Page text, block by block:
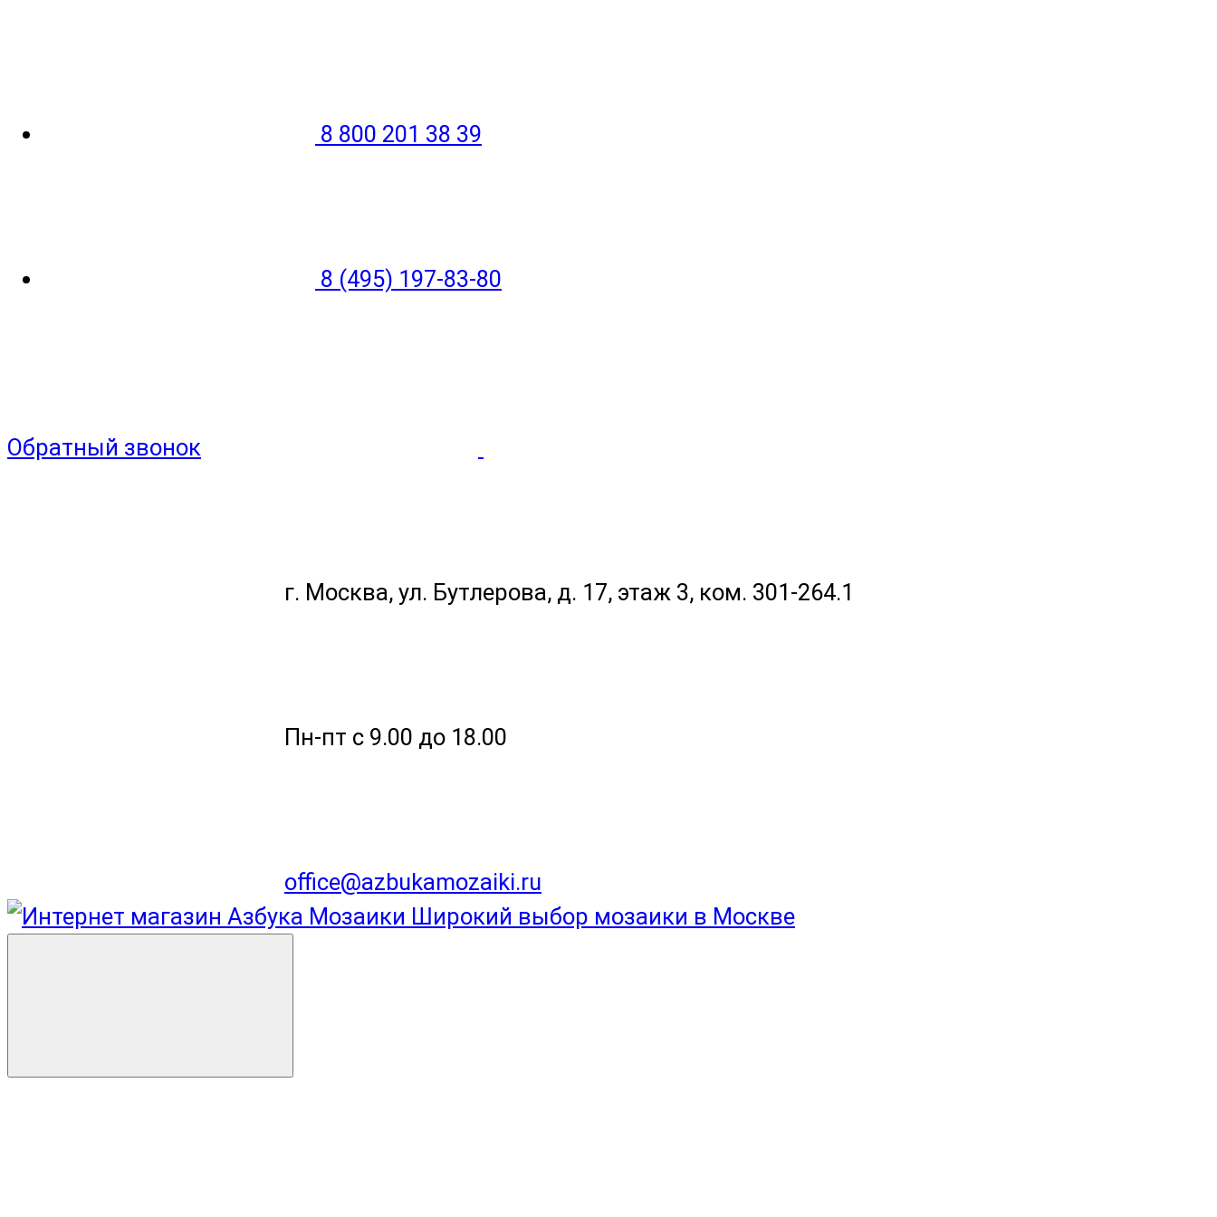
8 800 201 38 39
8 (495) 197-83-80
Обратный звонок
г. Москва, ул. Бутлерова, д. 17, этаж 3, ком. 301-264.1
Пн-пт с 9.00 до 18.00
office@azbukamozaiki.ru
Широкий выбор мозаики в Москве